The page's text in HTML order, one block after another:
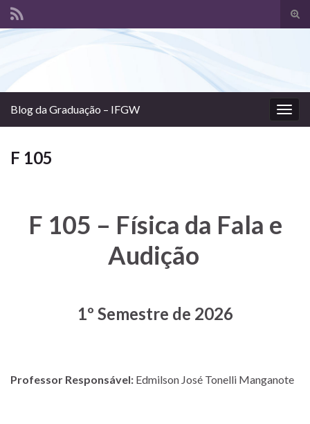
Blog da Graduação – IFGW
F 105
F 105 – Física da Fala e
Audição
1º Semestre de 2026
Professor Responsável: Edmilson José Tonelli Manganote